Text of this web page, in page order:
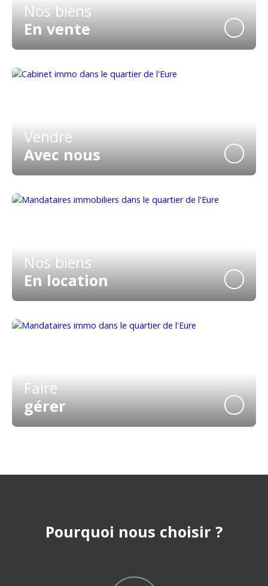
Nos biens
En vente
Vendre
Avec nous
Nos biens
En location
Faire
gérer
Pourquoi nous choisir ?